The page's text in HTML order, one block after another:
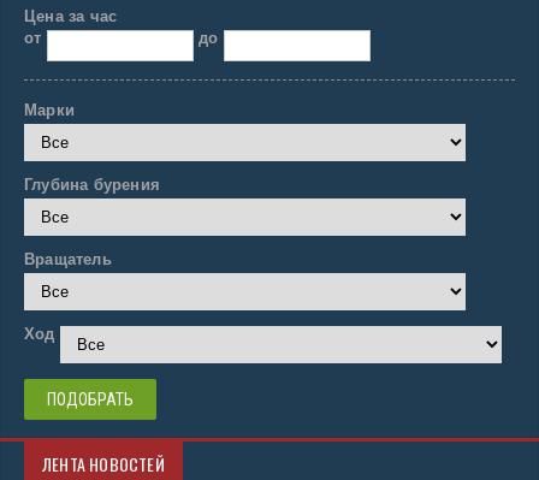
Цена за час
от
до
Марки
Глубина бурения
Вращатель
Ход
ЛЕНТА НОВОСТЕЙ